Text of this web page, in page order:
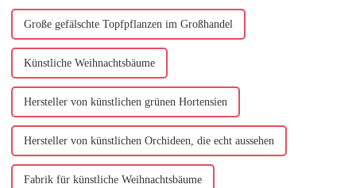
Große gefälschte Topfpflanzen im Großhandel
Künstliche Weihnachtsbäume
Hersteller von künstlichen grünen Hortensien
Hersteller von künstlichen Orchideen, die echt aussehen
Fabrik für künstliche Weihnachtsbäume